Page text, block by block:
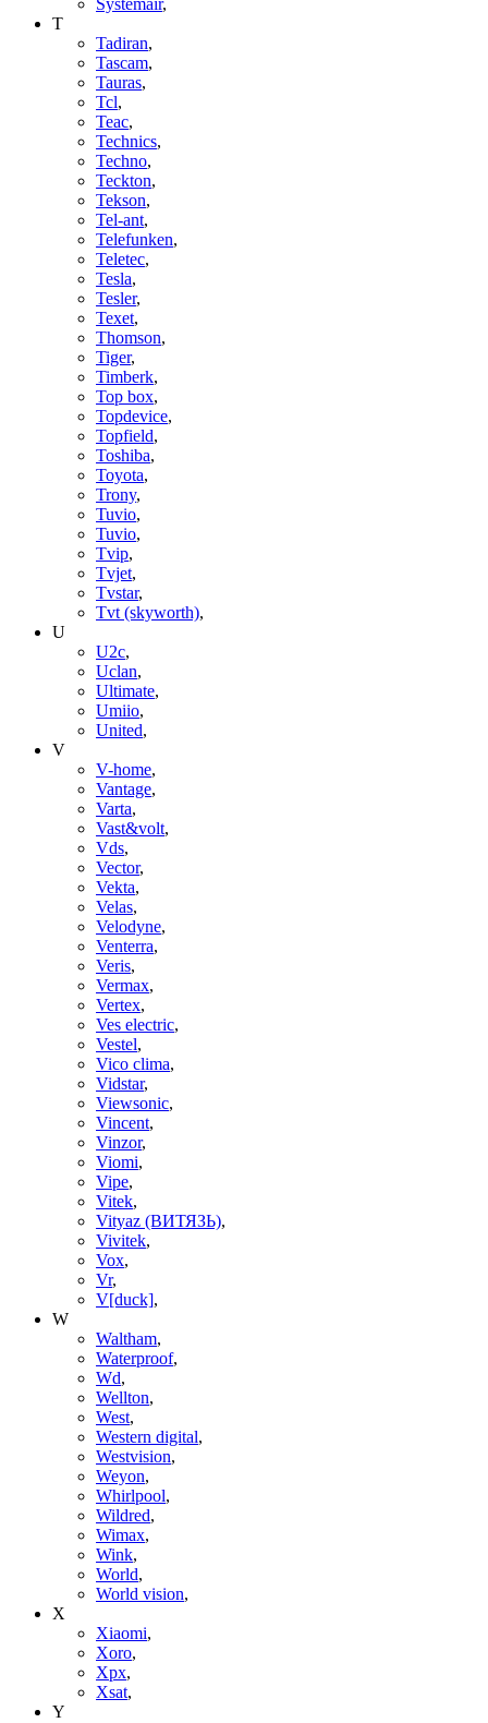
T
Tadiran,
Tascam,
Tauras,
Tcl,
Teac,
Technics,
Techno,
Teckton,
Tekson,
Tel-ant,
Telefunken,
Teletec,
Tesla,
Tesler,
Texet,
Thomson,
Tiger,
Timberk,
Top box,
Topdevice,
Topfield,
Toshiba,
Toyota,
Trony,
Tuvio,
Tuvio,
Tvip,
Tvjet,
Tvstar,
Tvt (skyworth),
U
U2c,
Uclan,
Ultimate,
Umiio,
United,
V
V-home,
Vantage,
Varta,
Vast&volt,
Vds,
Vector,
Vekta,
Velas,
Velodyne,
Venterra,
Veris,
Vermax,
Vertex,
Ves electric,
Vestel,
Vico clima,
Vidstar,
Viewsonic,
Vincent,
Vinzor,
Viomi,
Vipe,
Vitek,
Vityaz (ВИТЯЗЬ),
Vivitek,
Vox,
Vr,
V[duck],
W
Waltham,
Waterproof,
Wd,
Wellton,
West,
Western digital,
Westvision,
Weyon,
Whirlpool,
Wildred,
Wimax,
Wink,
World,
World vision,
X
Xiaomi,
Xoro,
Xpx,
Xsat,
Y